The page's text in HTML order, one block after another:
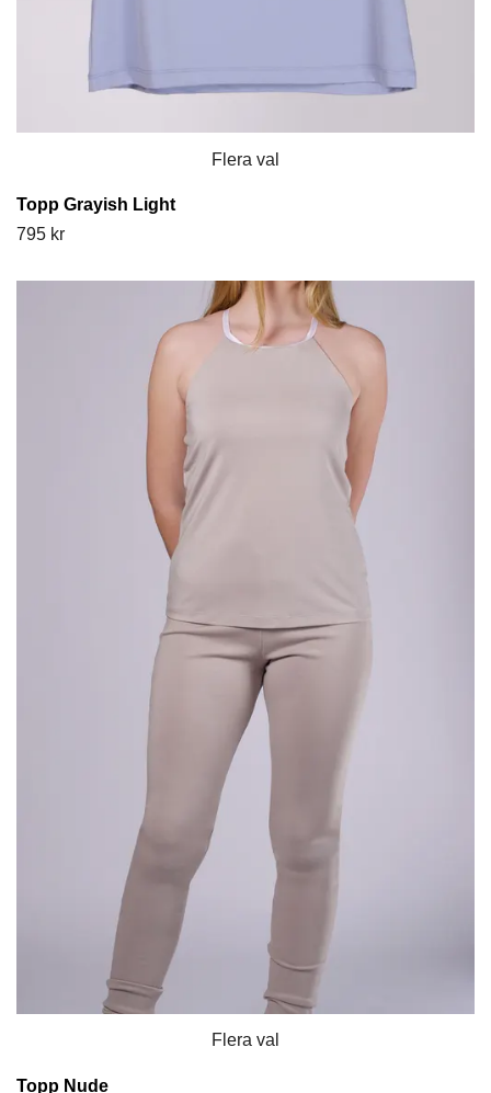
Flera val
Topp Grayish Light
795 kr
Flera val
Topp Nude